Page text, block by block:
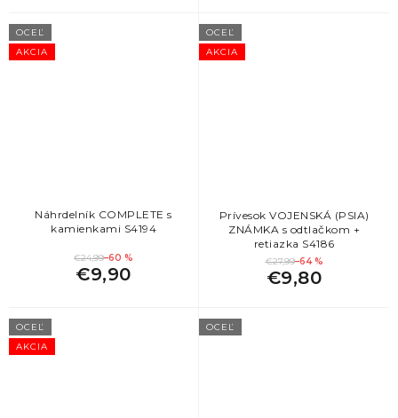
AKCIA
OCEĽ
Náhrdelník COMPLETE s
kamienkami S4194
€24,99–60 %
€9,90
AKCIA
OCEĽ
Prívesok VOJENSKÁ (PSIA)
ZNÁMKA s odtlačkom +
retiazka S4186
€27,99–64 %
€9,80
AKCIA
OCEĽ OCEĽ